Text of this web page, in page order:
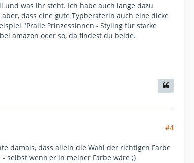
und was ihr steht. Ich habe auch lange dazu
dass eine gute Typberaterin auch eine dicke
"Pralle Prinzessinnen - Styling für starke
amazon oder so, da findest du beide.
#4
damals, dass allein die Wahl der richtigen Farbe
selbst wenn er in meiner Farbe wäre ;)